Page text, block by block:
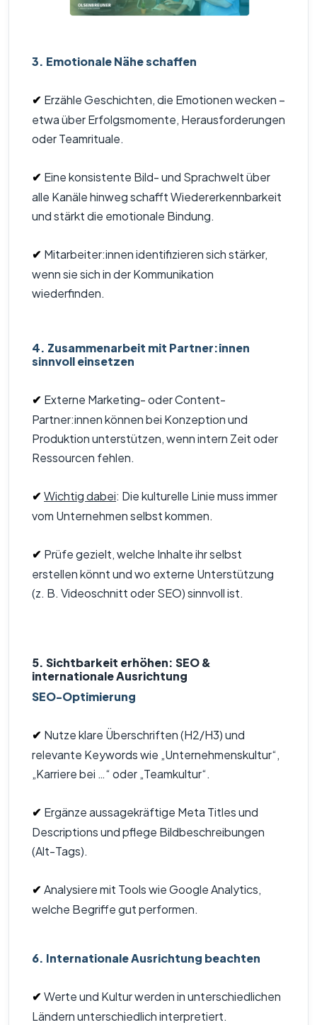
3. Emotionale Nähe schaffen
✔ Erzähle Geschichten, die Emotionen wecken –
etwa über Erfolgsmomente, Herausforderungen
oder Teamrituale.
✔ Eine konsistente Bild- und Sprachwelt über
alle Kanäle hinweg schafft Wiedererkennbarkeit
und stärkt die emotionale Bindung.
✔ Mitarbeiter:innen identifizieren sich stärker,
wenn sie sich in der Kommunikation
wiederfinden.
4. Zusammenarbeit mit Partner:innen
sinnvoll einsetzen
✔ Externe Marketing- oder Content-
Partner:innen können bei Konzeption und
Produktion unterstützen, wenn intern Zeit oder
Ressourcen fehlen.
✔ Wichtig dabei: Die kulturelle Linie muss immer
vom Unternehmen selbst kommen.
✔ Prüfe gezielt, welche Inhalte ihr selbst
erstellen könnt und wo externe Unterstützung
(z. B. Videoschnitt oder SEO) sinnvoll ist.
5. Sichtbarkeit erhöhen: SEO &
internationale Ausrichtung
SEO-Optimierung
✔ Nutze klare Überschriften (H2/H3) und
relevante Keywords wie „Unternehmenskultur“,
„Karriere bei …“ oder „Teamkultur“.
✔ Ergänze aussagekräftige Meta Titles und
Descriptions und pflege Bildbeschreibungen
(Alt-Tags).
✔ Analysiere mit Tools wie Google Analytics,
welche Begriffe gut performen.
6. Internationale Ausrichtung beachten
✔ Werte und Kultur werden in unterschiedlichen
Ländern unterschiedlich interpretiert.